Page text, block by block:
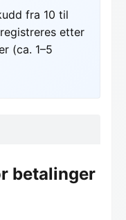
fra 10 til
etter
(ca. 1–5
betalinger